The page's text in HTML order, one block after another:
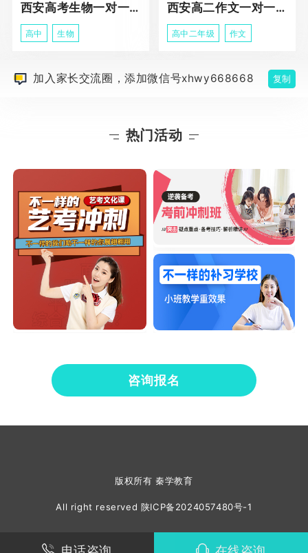
西安高考生物一对一辅导
高中 生物
西安高二作文一对一辅导课程
高中二年级 作文
加入家长交流圈，添加微信号xhwy668668 复制
热门活动
咨询报名
版权所有 秦学教育
All right reserved 陕ICP备2024057480号-1